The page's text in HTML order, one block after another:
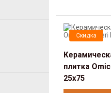
Скидка
плитка
25x75